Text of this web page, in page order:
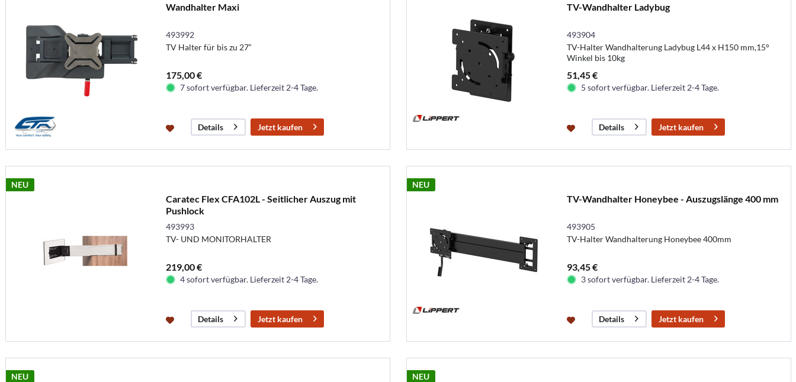
Wandhalter Maxi
493992
TV Halter für bis zu 27“
175,00 €
7 sofort verfügbar. Lieferzeit 2-4 Tage.
Details Jetzt kaufen
TV-Wandhalter Ladybug
493904
TV-Halter Wandhalterung Ladybug L44 x H150 mm,15°
Winkel bis 10kg
51,45 €
5 sofort verfügbar. Lieferzeit 2-4 Tage.
Details Jetzt kaufen
NEU
Caratec Flex CFA102L - Seitlicher Auszug mit
Pushlock
493993
TV- UND MONITORHALTER
219,00 €
4 sofort verfügbar. Lieferzeit 2-4 Tage.
Details Jetzt kaufen
NEU
TV-Wandhalter Honeybee - Auszugslänge 400 mm
493905
TV-Halter Wandhalterung Honeybee 400mm
93,45 €
3 sofort verfügbar. Lieferzeit 2-4 Tage.
Details Jetzt kaufen
NEU NEU